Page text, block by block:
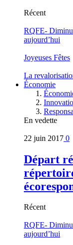
Récent
RQFE-
aujourd’hui
Joyeuses Fêtes
La
Économie
En vedette
22 juin 2017 0
Départ
Récent
RQFE-
aujourd’hui